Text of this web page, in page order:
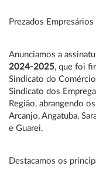
Prezados
Anunciamos a
2024-2025, que foi
Sindicato do
Sindicato dos
Região, abrangendo
Arcanjo, Angatuba,
e Guarei.
Destacamos os